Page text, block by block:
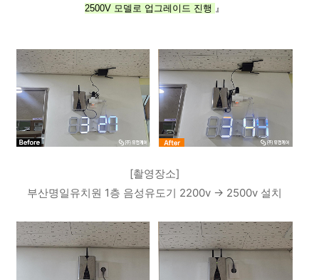
2500V 모델로 업그레이드 진행 』
[촬영장소]
부산명일유치원 1층 음성유도기 2200v -> 2500v 설치